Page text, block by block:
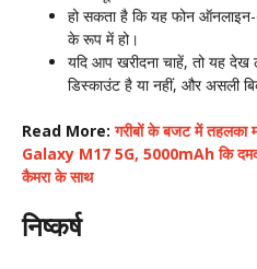
हो सकता है कि यह फोन
के रूप में हो।
यदि आप खरीदना चाहें, तो यह देख
डिस्काउंट है या नहीं, और असली
Read More: गरीबों के बजट में
Galaxy M17 5G, 5000mAh कि
कैमरा के साथ
निष्कर्ष